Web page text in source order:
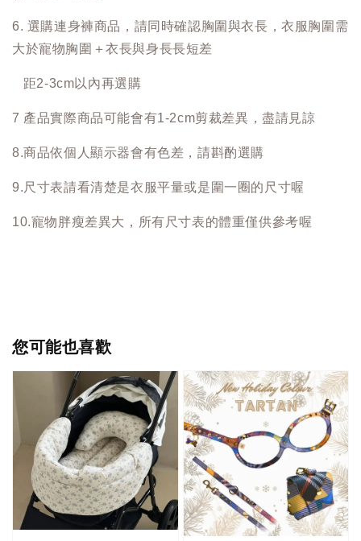
6. 選購連身褲商品，請同時確認胸圍與衣長，衣服胸圍需
大於寵物胸圍＋衣長與身長長短差
距2-3cm以內再選購
7 產品實際商品可能會有1-2cm剪裁差異，盡請見諒
8.商品依個人顯示器會有色差，請斟酌選購
9.尺寸表請看清楚是衣服平量或是圍一圈的尺寸喔
10.寵物胖瘦差異大，所有尺寸表的體重僅供參考喔
您可能也喜歡